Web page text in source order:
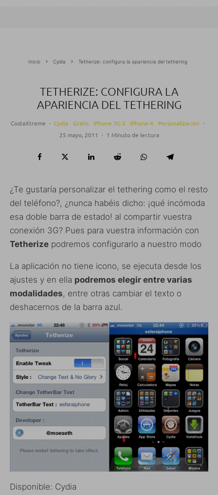
Inicio Cydia Tetherize: configura la apariencia del tethering
TETHERIZE: CONFIGURA LA
APARIENCIA DEL TETHERING
CostaXtreme · Cydia Gratis iPhone 3G S iPhone 4 Personalización ·
25 mayo, 2011
· 1 Minuto de lectura
¿Te gustaría personalizar el tethering como el resto
del teléfono?, ¿nunca habéis dicho: ¡qué incómoda
esa doble barra de estado! al compartir vuestra
conexión 3G? Pues para vuestra información con
Tetherize podremos configurarlo a nuestro modo
La aplicación no tiene icono, se ejecuta desde los
ajustes y en ella podremos elegir entre varias
modalidades, entre otras cambiar el texto o
deshacernos de la barra azul.
Disponible: Cydia